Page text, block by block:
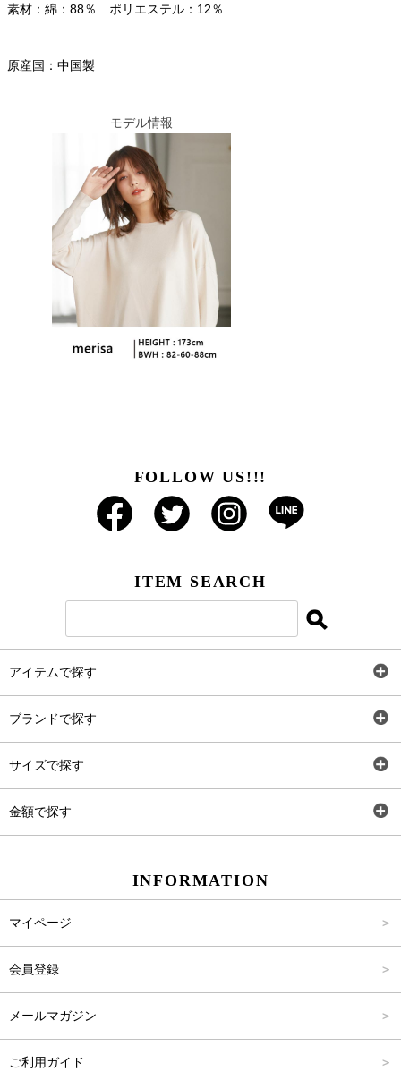
素材：綿：88％ ポリエステル：12％
原産国：中国製
モデル情報
FOLLOW US!!!
ITEM SEARCH
アイテムで探す
ブランドで探す
サイズで探す
金額で探す
INFORMATION
マイページ
会員登録
メールマガジン
ご利用ガイド